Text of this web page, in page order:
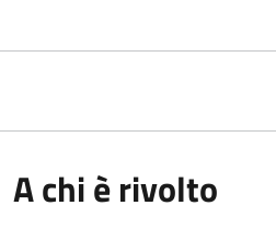
A chi è rivolto